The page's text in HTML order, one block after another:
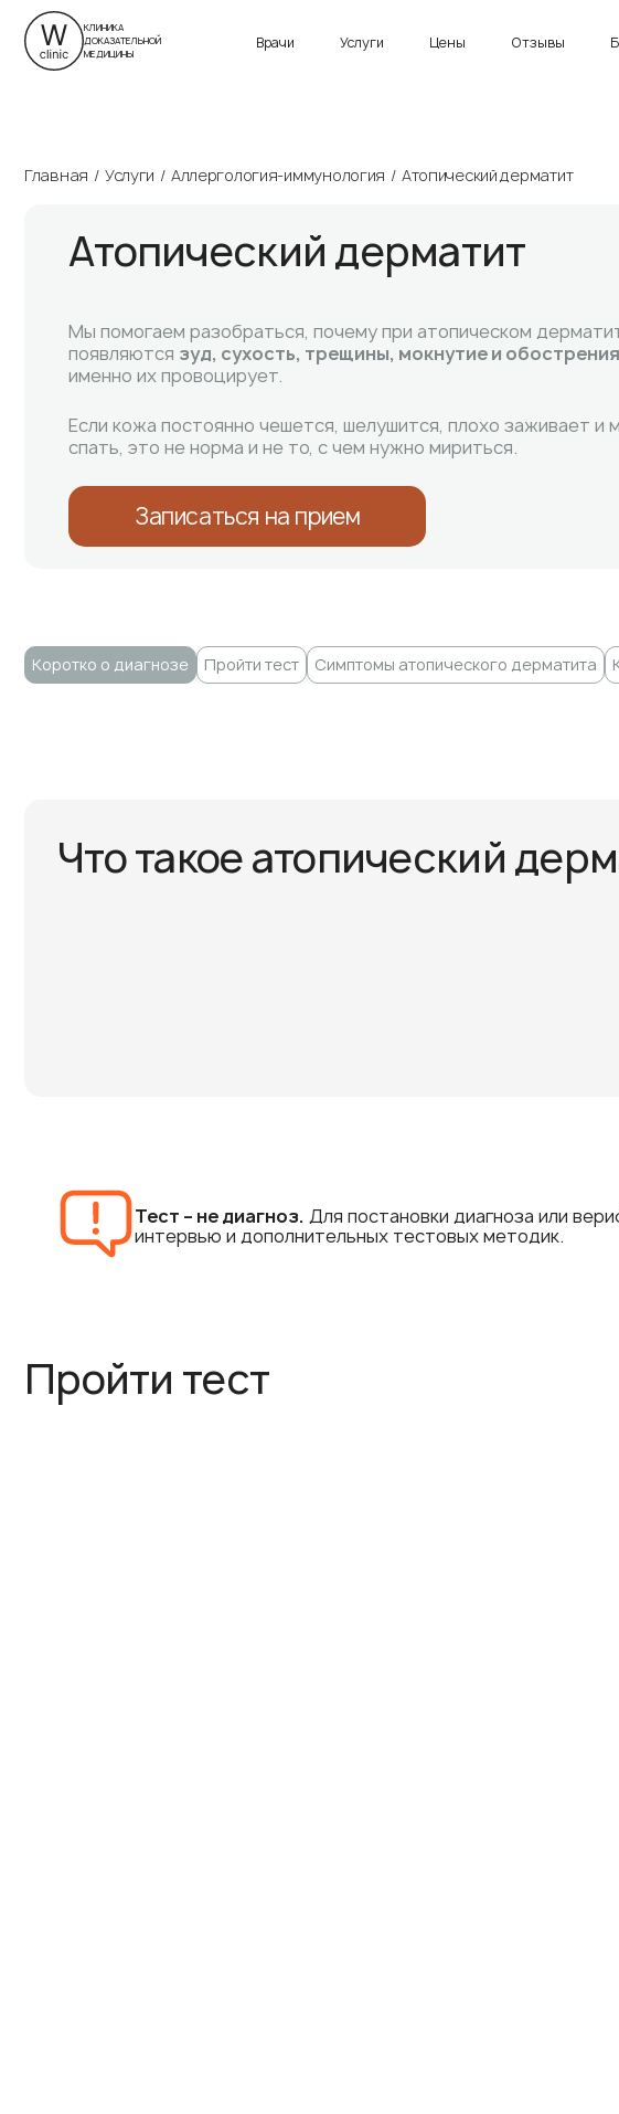
г. Санкт-Петербург
Пн-Вс 9:00 – 21:00
Пн-Вс 9:00 – 21:00
КЛИНИКА
ДОКАЗАТЕЛЬНОЙ
МЕДИЦИНЫ
Врачи Услуги Цены Отзывы
Главная Услуги Аллергология-иммунология Атопический дерматит
Атопический дерматит
Мы помогаем разобраться, почему при атопическом
появляются зуд, сухость, трещины, мокнутие и обострения
именно их провоцирует.
Если кожа постоянно чешется, шелушится, плохо заживает и
спать, это не норма и не то, с чем нужно мириться.
Записаться на прием
Коротко о диагнозе Пройти тест Симптомы атопического дерматита
Что такое атопический
Тест – не диагноз. Для постановки диагноза или
интервью и дополнительных тестовых методик.
Пройти тест